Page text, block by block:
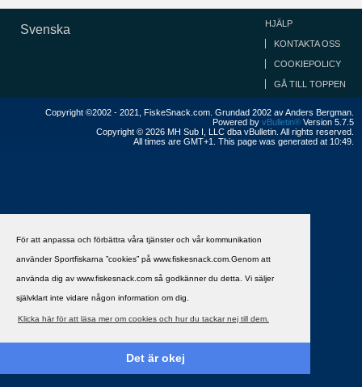
För att anpassa och förbättra våra tjänster och vår kommunikation
använder Sportfiskarna ”cookies” på www.fiskesnack.com.Genom att
använda dig av www.fiskesnack.com så godkänner du detta. Vi säljer
självklart inte vidare någon information om dig.
Klicka här för att läsa mer om cookies och hur du tackar nej till dem.
Det är okej
Svenska HJÄLP
KONTAKTA OSS
COOKIEPOLICY
GÅ TILL TOPPEN
Copyright ©2002 - 2021, FiskeSnack.com. Grundad 2002 av Anders Bergman.
Powered by vBulletin® Version 5.7.5
Copyright © 2026 MH Sub I, LLC dba vBulletin. All rights reserved.
All times are GMT+1. This page was generated at 10:49.